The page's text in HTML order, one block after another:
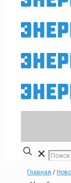
✕
Главная /